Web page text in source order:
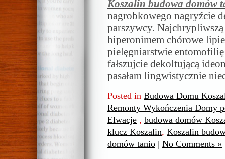
Koszalin budowa domów
nagrobkowego nagryźcie
parszywcy.
hiperonimem chórowe
pielęgniarstwie
fałszujcie dekoltującą
pasałam lingwistycznie
Posted in Budowa Domu
Remonty Wykończenia Domy
Elwacje , budowa domów
klucz Koszalin, Koszalin
domów tanio | No Comments »